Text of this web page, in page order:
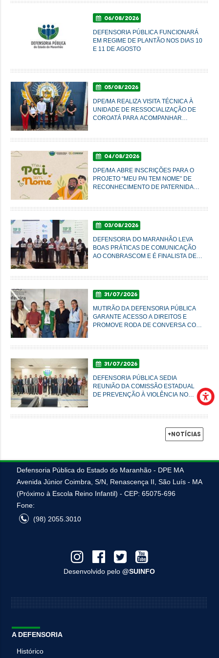
06/08/2026
DEFENSORIA PÚBLICA FUNCIONARÁ
EM REGIME DE PLANTÃO NOS DIAS 10
E 11 DE AGOSTO
05/08/2026
DPE/MA REALIZA VISITA TÉCNICA À
UNIDADE DE RESSOCIALIZAÇÃO DE
COROATÁ PARA ACOMPANHAR
04/08/2026
DPE/MA ABRE INSCRIÇÕES PARA O
PROJETO “MEU PAI TEM NOME” DE
RECONHECIMENTO DE PATERNIDADE
03/08/2026
DEFENSORIA DO MARANHÃO LEVA
BOAS PRÁTICAS DE COMUNICAÇÃO
AO CONBRASCOM E É FINALISTA DE
31/07/2026
MUTIRÃO DA DEFENSORIA PÚBLICA
GARANTE ACESSO A DIREITOS E
PROMOVE RODA DE CONVERSA COM
31/07/2026
DEFENSORIA PÚBLICA SEDIA
REUNIÃO DA COMISSÃO ESTADUAL
DE PREVENÇÃO À VIOLÊNCIA NO
+Notícias
Defensoria Pública do Estado do Maranhão - DPE MA
Avenida Júnior Coimbra, S/N, Renascença II, São Luís - MA
(Próximo à Escola Reino Infantil) - CEP: 65075-696
Fone:
(98) 2055.3010
Desenvolvido pelo@SUINFO
A DEFENSORIA
Histórico